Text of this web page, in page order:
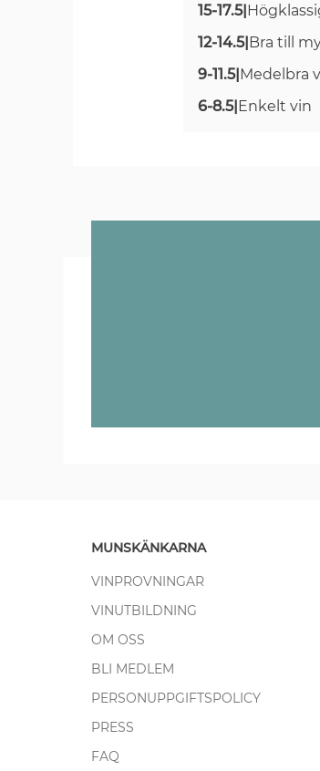
15-17.5|
12-14.5|Bra till
9-11.5|Medelbra
6-8.5|Enkelt vin
MUNSKÄNKARNA
VINPROVNINGAR
VINUTBILDNING
OM OSS
BLI MEDLEM
PERSONUPPGIFTSPOLICY
PRESS
FAQ